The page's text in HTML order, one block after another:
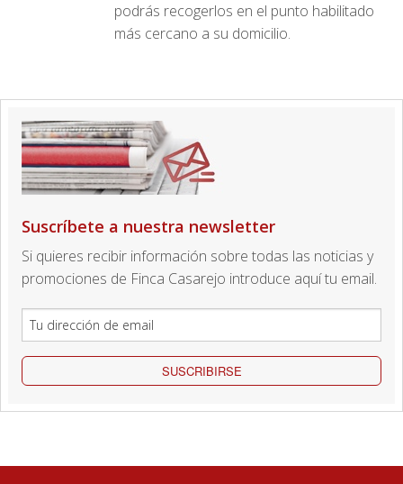
podrás recogerlos en el punto habilitado
más cercano a su domicilio.
Suscríbete a nuestra newsletter
Si quieres recibir información sobre todas las noticias y
promociones de Finca Casarejo introduce aquí tu email.
SUSCRIBIRSE